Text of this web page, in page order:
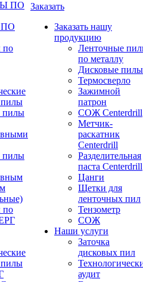
по
пилы
пилы
пилы
по
пилы
Заказать
Заказать нашу
продукцию
Ленточные
по металлу
Дисковые пилы
Термосверло
Зажимной
патрон
СОЖ Centerdrill
Метчик-
раскатник
Centerdrill
Разделительная
паста Centerdrill
Цанги
Щетки для
ленточных пил
Тензометр
СОЖ
Наши услуги
Заточка
дисковых пил
аудит